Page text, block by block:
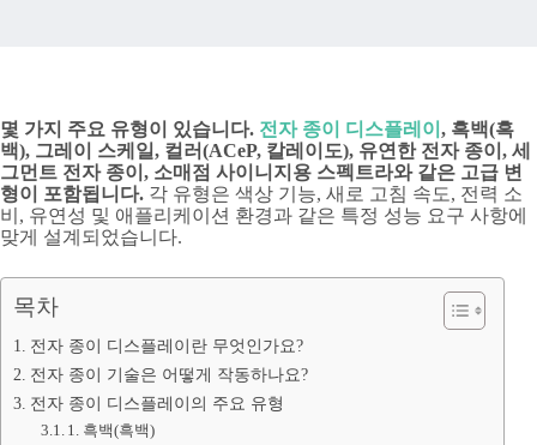
몇 가지 주요 유형이 있습니다. 전자 종이 디스플레이 , 흑백(흑
백), 그레이 스케일, 컬러(ACeP, 칼레이도), 유연한 전자 종이, 세
그먼트 전자 종이, 소매점 사이니지용 스펙트라와 같은 고급 변
형이 포함됩니다. 각 유형은 색상 기능, 새로 고침 속도, 전력 소
비, 유연성 및 애플리케이션 환경과 같은 특정 성능 요구 사항에
맞게 설계되었습니다.
목차
전자 종이 디스플레이란 무엇인가요?
전자 종이 기술은 어떻게 작동하나요?
전자 종이 디스플레이의 주요 유형
1. 흑백(흑백)